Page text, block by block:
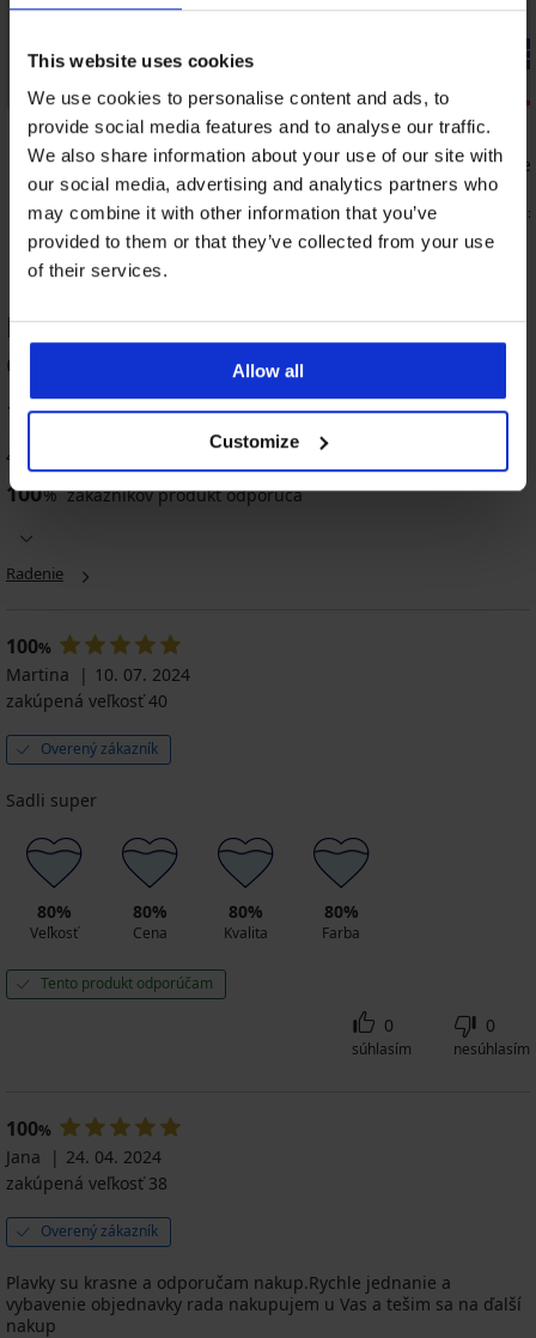
This website uses cookies
We use cookies to personalise content and ads, to
provide social media features and to analyse our traffic.
We also share information about your use of our site with
our social media, advertising and analytics partners who
may combine it with other information that you’ve
provided to them or that they’ve collected from your use
of their services.
Allow all
Customize
5
-20% GET20
Zľava -70%
5
Spodný diel bikin Waafa Gold
17,99 €
4,32 € kód: GET20
-20% GET20
Zľava -50%
Spodný
37,99 €
kód:
Spodný
diel
I
14,99
€
8,39
€
kód
GET20
Spodný
diel
7,50
€
6,00
€
kód
GET20
Spodný
diel
IVA
28,99
23,19
€
kód
GET20
LIMITED
Spodný
diel
IVA
20,29
28,99
€
16,23
€
GET20
PREMIUM
Spodný
plaviek
Elomi
13,80
€
45,99
€
LIMITED
Spodný
diel
16,50
€
13,20
€
GET20
HODNOTENIE PRODUKTU Spodný dil
dámskych plaviek Natali
100%
4 zákazníkov produkt hodnotilo
100% zákazníkov produkt odporúča
Radenie
100%
Martina
10. 07. 2024
zakúpená veľkosť 40
Overený zákazník
Sadli super
80%
Veľkosť
80%
Cena
80%
Kvalita
80%
Farba
Tento produkt odporúčam
0
súhlasím
0
nesúhlasím
100%
Jana
24. 04. 2024
zakúpená veľkosť 38
Overený zákazník
Plavky su krasne a odporučam nakup.Rychle jednanie a
vybavenie objednavky rada nakupujem u Vas a tešim sa na ďalší
nakup